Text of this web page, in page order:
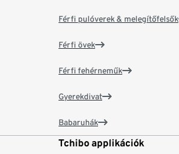
Férfi pulóverek & melegítőfelsők
Férfi övek
Férfi fehérneműk
Gyerekdivat
Babaruhák
Tchibo applikációk